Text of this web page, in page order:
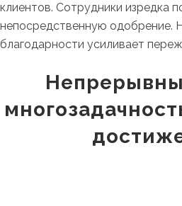
клиентов. Сотрудники изредка
непосредственную одобрение.
благодарности усиливает